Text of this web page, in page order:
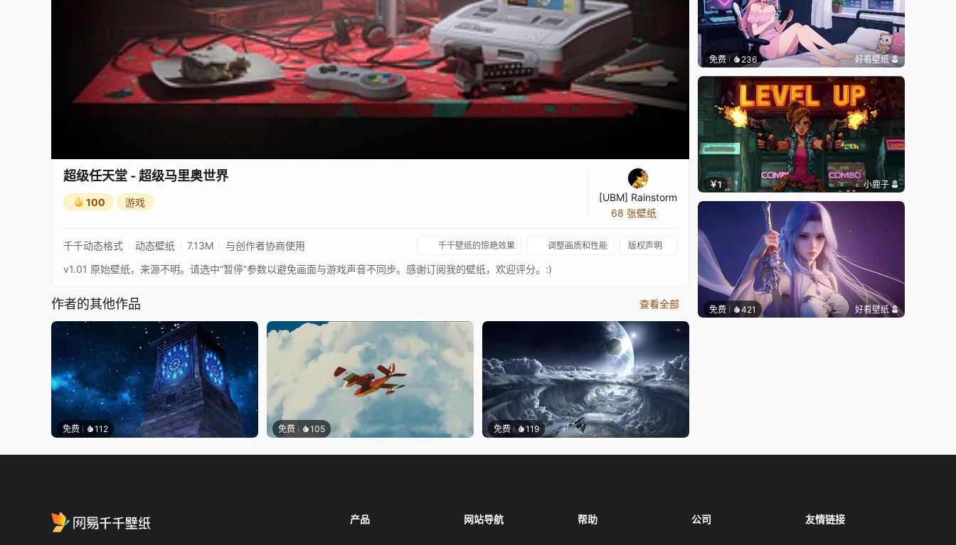
超级任天堂 - 超级马里奥世界
100 游戏
[UBM] Rainstorm
68 张壁纸
千千动态格式 动态壁纸 7.13M 与创作者协商使用 千千壁纸的惊艳效果 调整画质和性能 版权声明
v1.01 原始壁纸，来源不明。请选中“暂停”参数以避免画面与游戏声音不同步。感谢订阅我的壁纸，欢迎评分。:)
作者的其他作品 查看全部
免费 112 免费 105 免费 119
免费 236 好看壁纸
￥1 小鹿子
免费 421 好看壁纸
产品 网站导航 帮助 公司 友情链接